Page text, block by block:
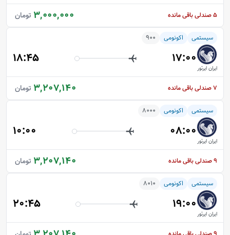
3,000,000 تومان 5صندلی باقی مانده
سیستمی اکونومی 900
ایران ایرتور
17:00
18:45
3,207,140 تومان 7صندلی باقی مانده
سیستمی اکونومی 8000
ایران ایرتور
08:00
10:00
3,207,140 تومان 9صندلی باقی مانده
سیستمی اکونومی 8010
ایران ایرتور
19:00
20:45